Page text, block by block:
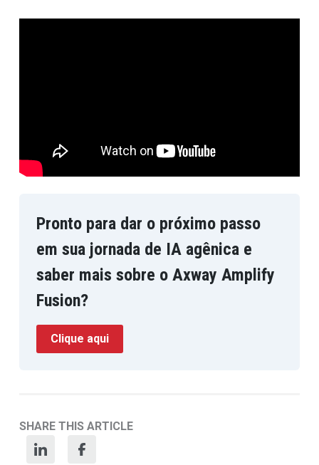
Pronto para dar o próximo passo
em sua jornada de IA agênica e
saber mais sobre o Axway Amplify
Fusion?
Clique aqui
SHARE THIS ARTICLE